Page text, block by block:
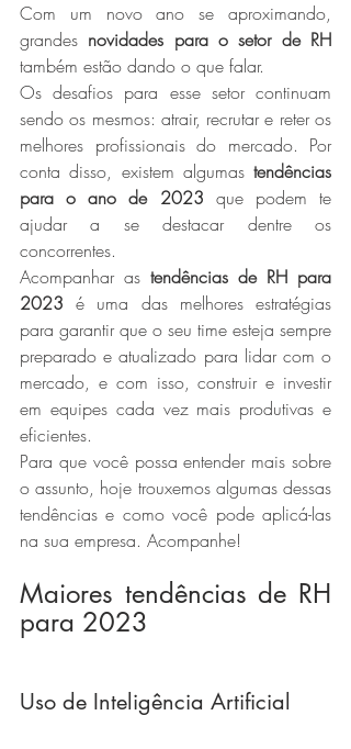
Com um novo ano se aproximando,
grandes novidades para o setor de RH
também estão dando o que falar.
Os desafios para esse setor continuam
sendo os mesmos: atrair, recrutar e reter os
melhores profissionais do mercado. Por
conta disso, existem algumas tendências
para o ano de 2023 que podem te
ajudar a se destacar dentre os
concorrentes.
Acompanhar as tendências de RH para
2023 é uma das melhores estratégias
para garantir que o seu time esteja sempre
preparado e atualizado para lidar com o
mercado, e com isso, construir e investir
em equipes cada vez mais produtivas e
eficientes.
Para que você possa entender mais sobre
o assunto, hoje trouxemos algumas dessas
tendências e como você pode aplicá-las
na sua empresa. Acompanhe!
Maiores tendências de RH
para 2023
Uso de Inteligência Artificial